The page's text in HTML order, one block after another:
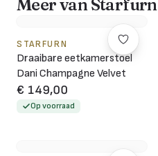
Meer van Starfurn
STARFURN
Draaibare eetkamerstoel
Dani Champagne Velvet
€ 149,00
Op voorraad